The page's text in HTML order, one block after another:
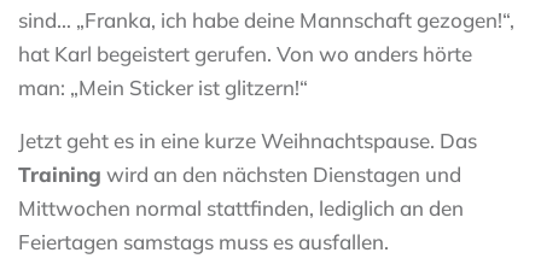
sind… „Franka, ich habe deine Mannschaft gezogen!“,
hat Karl begeistert gerufen. Von wo anders hörte
man: „Mein Sticker ist glitzern!“
Jetzt geht es in eine kurze Weihnachtspause. Das
Training wird an den nächsten Dienstagen und
Mittwochen normal stattfinden, lediglich an den
Feiertagen samstags muss es ausfallen.